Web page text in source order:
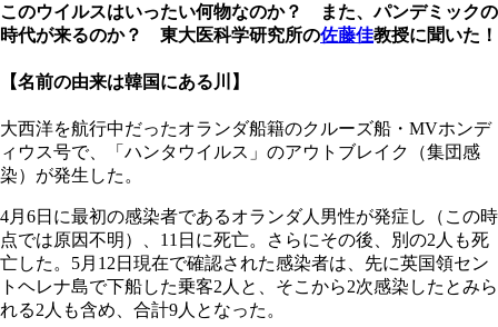
このウイルスはいったい何物なのか？ また、パンデミックの
時代が来るのか？ 東大医科学研究所の佐藤佳教授に聞いた！
【名前の由来は韓国にある川】
大西洋を航行中だったオランダ船籍のクルーズ船・MVホンデ
ィウス号で、「ハンタウイルス」のアウトブレイク（集団感
染）が発生した。
4月6日に最初の感染者であるオランダ人男性が発症し（この時
点では原因不明）、11日に死亡。さらにその後、別の2人も死
亡した。5月12日現在で確認された感染者は、先に英国領セン
トヘレナ島で下船した乗客2人と、そこから2次感染したとみら
れる2人も含め、合計9人となった。